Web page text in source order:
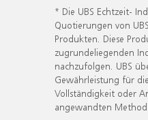
* Die UBS Echtzeit-
Quotierungen von
Produkten. Diese
zugrundeliegenden
nachzufolgen. UBS
Gewährleistung für
Vollständigkeit oder
angewandten